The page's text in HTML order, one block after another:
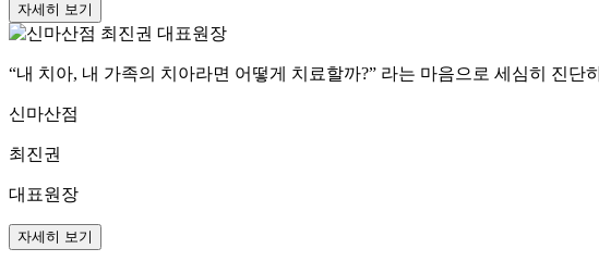
자세히 보기
“내 치아, 내 가족의 치아라면 어떻게 치료할까?” 라는 마음으로 세심히 진단
신마산점
최진권
대표원장
자세히 보기